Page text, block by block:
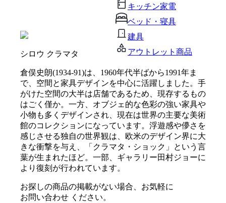
キッチン家電
ベッド・寝具
建具
アウトレット商品
シロウ クラマタ
倉俣史朗(1934-91)は、1960年代半ばから1991年ま
で、空間と家具デザインを中心に活躍しました。手
がけた空間の大半は店舗であるため、現存するもの
はごく僅か。一方、オブジェ的な色彩の強い家具や
小物も多くデザインされ、現在は世界の主要な美術
館のコレクションになっています。浮遊感や儚さを
感じさせる独自の世界観は、欧米のデザイン界に大
きな衝撃を与え、「クラマタ・ショック」という言
葉が生まれたほど。一部、ギャラリー田村ジョーに
より復刻が行われています。
お探しの商品の掲載がない場合、お気軽に
お問い合わせ ください。